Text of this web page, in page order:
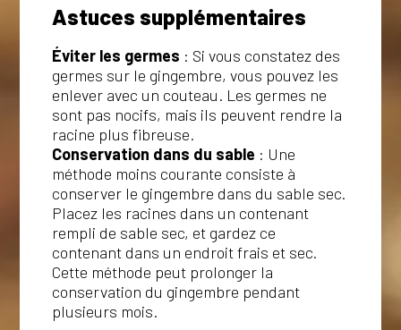
Astuces supplémentaires
Éviter les germes : Si vous constatez des
germes sur le gingembre, vous pouvez les
enlever avec un couteau. Les germes ne
sont pas nocifs, mais ils peuvent rendre la
racine plus fibreuse.
Conservation dans du sable : Une
méthode moins courante consiste à
conserver le gingembre dans du sable sec.
Placez les racines dans un contenant
rempli de sable sec, et gardez ce
contenant dans un endroit frais et sec.
Cette méthode peut prolonger la
conservation du gingembre pendant
plusieurs mois.
×
Ce site Web utilise des
cookies
Notre site Web utilise des cookies pour
améliorer l'expérience utilisateur. En
utilisant notre site Web, vous acceptez tous
les cookies conformément à notre Politique
relative aux cookies.En savoir plus